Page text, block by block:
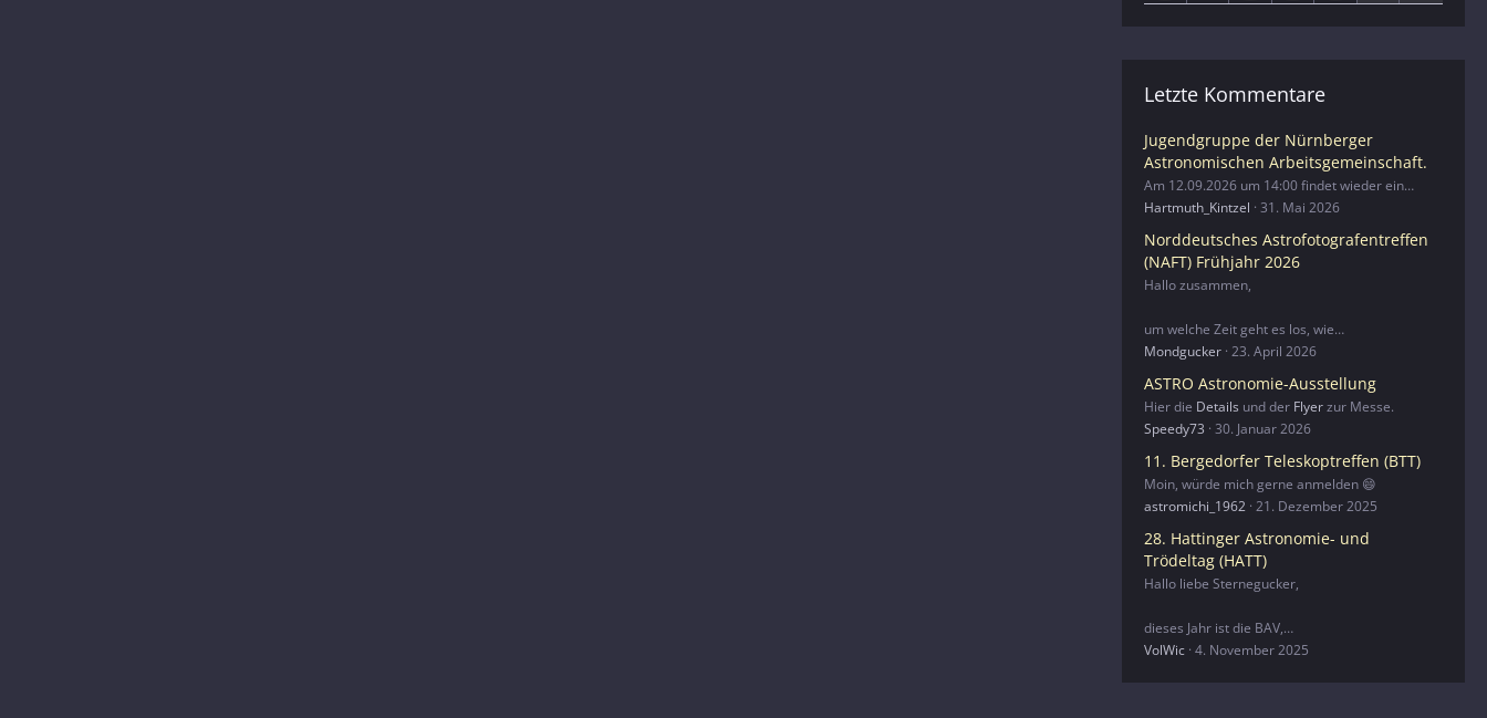
Letzte Kommentare
Jugendgruppe der Nürnberger
Astronomischen Arbeitsgemeinschaft.
Am 12.09.2026 um 14:00 findet wieder ein…
Hartmuth_Kintzel 31. Mai 2026
Norddeutsches Astrofotografentreffen
(NAFT) Frühjahr 2026
Hallo zusammen,
um welche Zeit geht es los, wie…
Mondgucker 23. April 2026
ASTRO Astronomie-Ausstellung
Hier die Details und der Flyerzur Messe.
Speedy73 30. Januar 2026
11. Bergedorfer Teleskoptreffen (BTT)
Moin, würde mich gerne anmelden 😄
astromichi_1962 21. Dezember 2025
28. Hattinger Astronomie- und
Trödeltag (HATT)
Hallo liebe Sternegucker,
dieses Jahr ist die BAV,…
VolWic 4. November 2025